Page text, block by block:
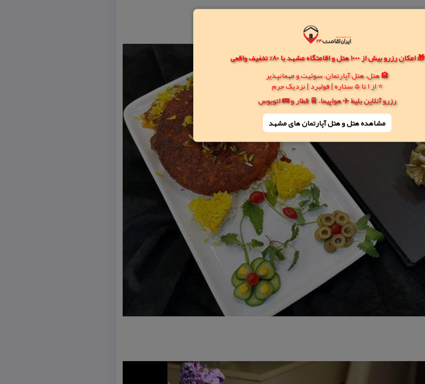
🎁 امکان رزرو بیش از 1000 هتل و اقامتگاه مشهد با 80% تخفیف واقعی
🏨 هتل، هتل آپارتمان، سوئیت و مهمانپذیر
⭐ از 1 تا 5 ستاره | فولبرد | نزدیک حرم
رزرو آنلاین بلیط ✈️ هواپیما، 🚆 قطار و 🚌 اتوبوس
مشاهده هتل و هتل‌ آپارتمان های مشهد